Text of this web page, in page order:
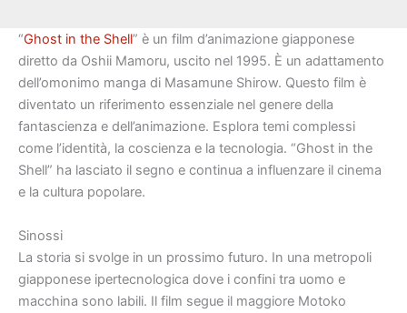
“Ghost in the Shell” è un film d’animazione giapponese
diretto da Oshii Mamoru, uscito nel 1995. È un adattamento
dell’omonimo manga di Masamune Shirow. Questo film è
diventato un riferimento essenziale nel genere della
fantascienza e dell’animazione. Esplora temi complessi
come l’identità, la coscienza e la tecnologia. “Ghost in the
Shell” ha lasciato il segno e continua a influenzare il cinema
e la cultura popolare.
Sinossi
La storia si svolge in un prossimo futuro. In una metropoli
giapponese ipertecnologica dove i confini tra uomo e
macchina sono labili. Il film segue il maggiore Motoko